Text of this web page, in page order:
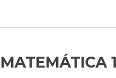
MATEMÁTICA